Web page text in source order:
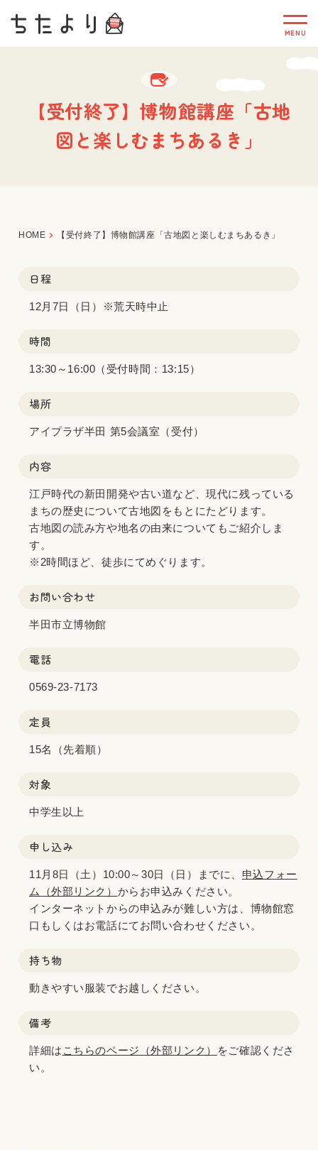
【受付終了】博物館講座「古地
図と楽しむまちあるき」
HOME 【受付終了】博物館講座「古地図と楽しむまちあるき」
日程
12月7日（日）※荒天時中止
時間
13:30～16:00（受付時間：13:15）
場所
アイプラザ半田 第5会議室（受付）
内容
江戸時代の新田開発や古い道など、現代に残っている
まちの歴史について古地図をもとにたどります。
古地図の読み方や地名の由来についてもご紹介しま
す。
※2時間ほど、徒歩にてめぐります。
お問い合わせ
半田市立博物館
電話
0569-23-7173
定員
15名（先着順）
対象
中学生以上
申し込み
11月8日（土）10:00～30日（日）までに、 申込フォー
ム（外部リンク） からお申込みください。
インターネットからの申込みが難しい方は、博物館窓
口もしくはお電話にてお問い合わせください。
持ち物
動きやすい服装でお越しください。
備考
詳細は こちらのページ（外部リンク）
をご確認くださ
い。